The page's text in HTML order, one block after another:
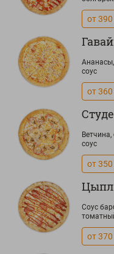
от
соус
от
соус
от
Соус
от